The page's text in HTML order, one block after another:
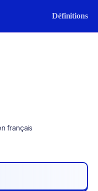
Définitions
français